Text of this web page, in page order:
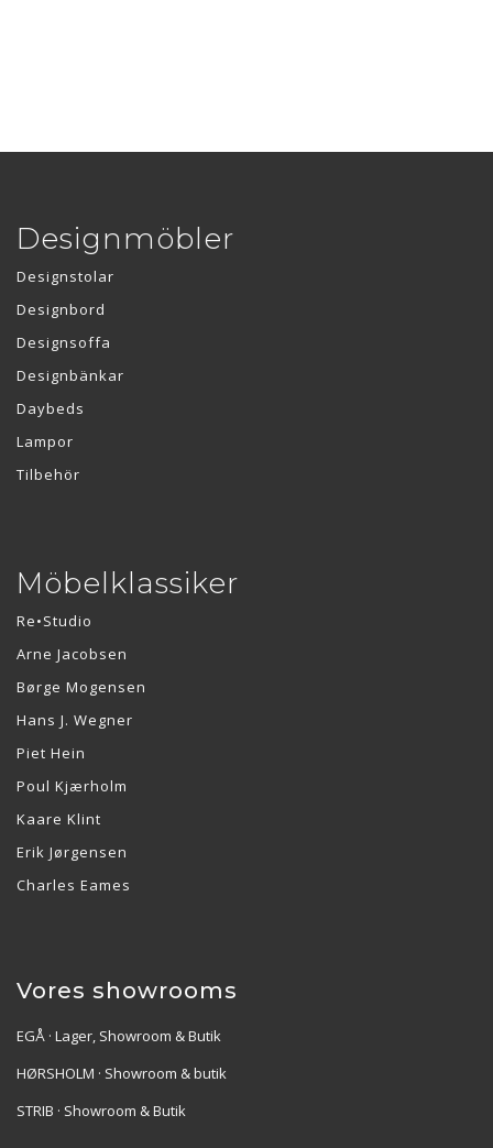
Designmöbler
Designstolar
Designbord
Designsoffa
Designbänkar
Daybeds
Lampor
Tilbehör
Möbelklassiker
Re•Studio
Arne Jacobsen
Børge Mogensen
Hans J. Wegner
Piet Hein
Poul Kjærholm
Kaare Klint
Erik Jørgensen
Charles Eames
Vores showrooms
EGÅ · Lager, Showroom & Butik
HØRSHOLM · Showroom & butik
STRIB · Showroom & Butik